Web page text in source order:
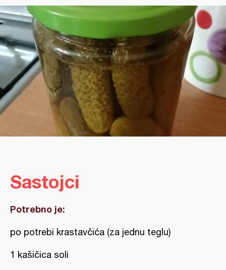
Sastojci
Potrebno je:
po potrebi krastavčića (za jednu teglu)
1 kašičica soli